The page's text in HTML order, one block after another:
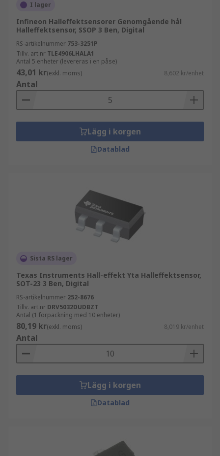
I lager
Infineon Halleffektsensorer Genomgående hål
Halleffektsensor, SSOP 3 Ben, Digital
RS-artikelnummer 753-3251P
Tillv. art.nr TLE4906LHALA1
Antal 5 enheter (levereras i en påse)
43,01 kr(exkl. moms) 8,602 kr/enhet
Antal
Lägg i korgen
Datablad
Sista RS lager
Texas Instruments Hall-effekt Yta Halleffektsensor,
SOT-23 3 Ben, Digital
RS-artikelnummer 252-8676
Tillv. art.nr DRV5032DUDBZT
Antal (1 förpackning med 10 enheter)
80,19 kr(exkl. moms) 8,019 kr/enhet
Antal
Lägg i korgen
Datablad